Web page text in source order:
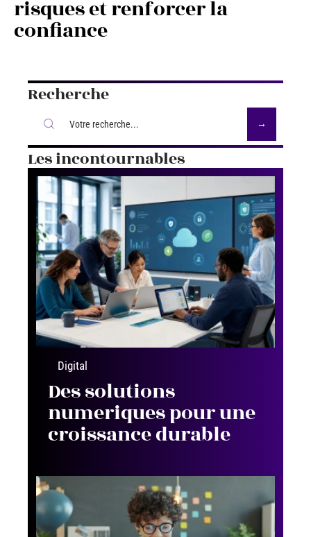
risques et renforcer la
confiance
Recherche
Les incontournables
Digital
Des solutions
numeriques pour une
croissance durable